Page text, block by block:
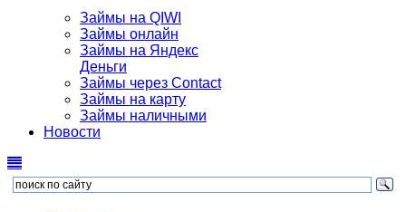
Займы на QIWI
Займы онлайн
Займы на Яндекс
Деньги
Займы через Contact
Займы на карту
Займы наличными
Новости